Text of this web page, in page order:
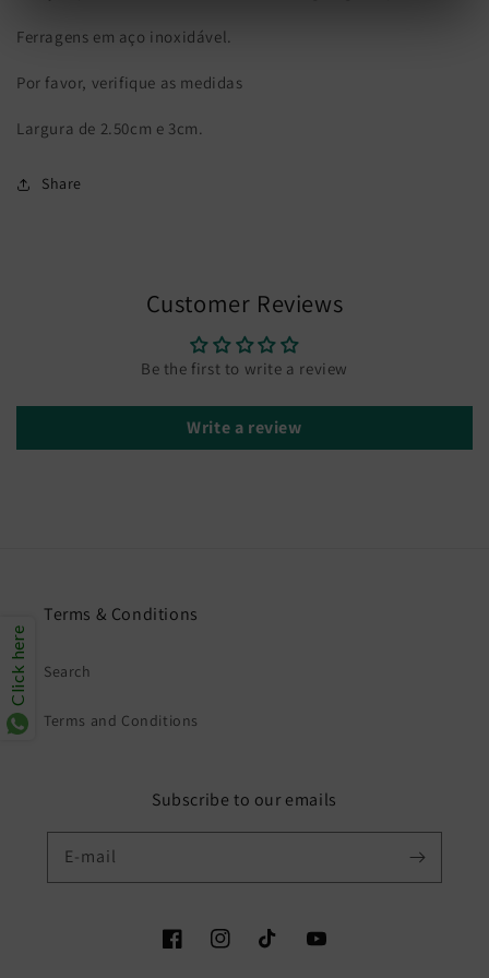
Ferragens em aço inoxidável.
Por favor, verifique as medidas
Largura de 2.50cm e 3cm.
Share
Customer Reviews
Be the first to write a review
Write a review
Terms & Conditions
Search
Terms and Conditions
Subscribe to our emails
E-mail
FacebookInstagramTikTok YouTube
Click here